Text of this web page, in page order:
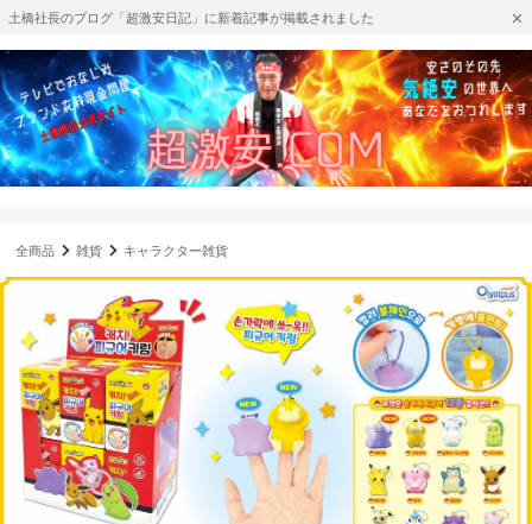
土橋社長のブログ「超激安日記」に新着記事が掲載されました
全商品 雑貨 キャラクター雑貨